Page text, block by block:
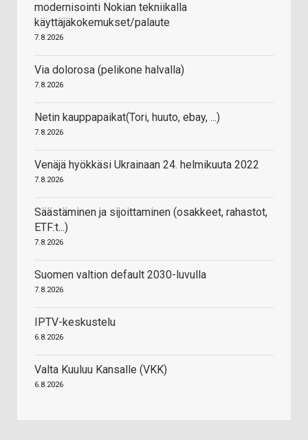
modernisointi Nokian tekniikalla
käyttäjäkokemukset/palaute
7.8.2026
Via dolorosa (pelikone halvalla)
7.8.2026
Netin kauppapaikat(Tori, huuto, ebay, ...)
7.8.2026
Venäjä hyökkäsi Ukrainaan 24. helmikuuta 2022
7.8.2026
Säästäminen ja sijoittaminen (osakkeet, rahastot,
ETF:t...)
7.8.2026
Suomen valtion default 2030-luvulla
7.8.2026
IPTV-keskustelu
6.8.2026
Valta Kuuluu Kansalle (VKK)
6.8.2026